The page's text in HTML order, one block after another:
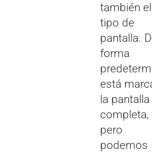
también el
tipo de
pantalla.
forma
está
la pantalla
completa,
pero
podemos